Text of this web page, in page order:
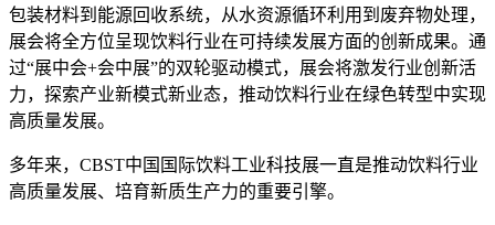
包装材料到能源回收系统，从水资源循环利用到废弃物处理，
展会将全方位呈现饮料行业在可持续发展方面的创新成果。通
过“展中会+会中展”的双轮驱动模式，展会将激发行业创新活
力，探索产业新模式新业态，推动饮料行业在绿色转型中实现
高质量发展。
多年来，CBST中国国际饮料工业科技展一直是推动饮料行业
高质量发展、培育新质生产力的重要引擎。